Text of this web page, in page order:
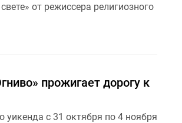
от режиссера религиозного
прожигает дорогу к
с 31 октября по 4 ноября